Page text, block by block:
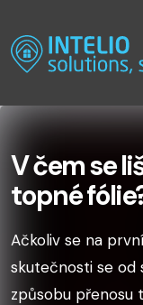
V čem se
topné
Ačkoliv se na
skutečnosti se od
způsobu přenosu